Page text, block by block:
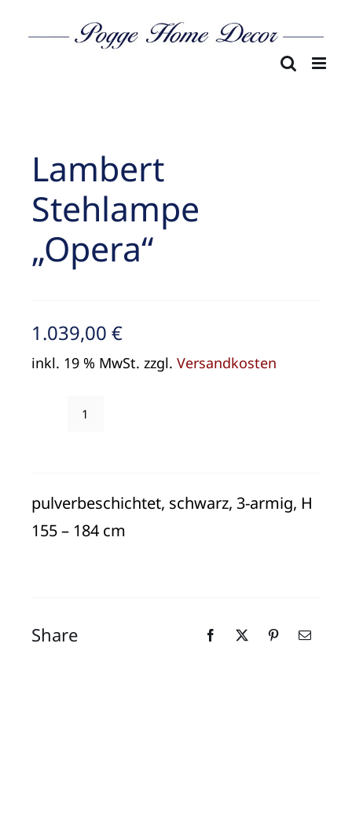
Lambert
Stehlampe
„Opera“
1.039,00 €
inkl. 19 % MwSt. zzgl. Versandkosten
Lambert
pulverbeschichtet, schwarz, 3-armig, H
155 – 184 cm
Share